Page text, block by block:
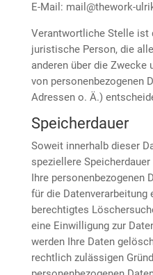
E-Mail: mail@thework-
Verantwortliche Stelle ist
juristische Person, die
anderen über die Zwecke
von personenbezogenen
Adressen o. Ä.)
Speicherdauer
Soweit innerhalb dieser
speziellere
Ihre personenbezogenen
für die Datenverarbeitung
berechtigtes
eine Einwilligung zur
werden Ihre Daten
rechtlich zulässigen